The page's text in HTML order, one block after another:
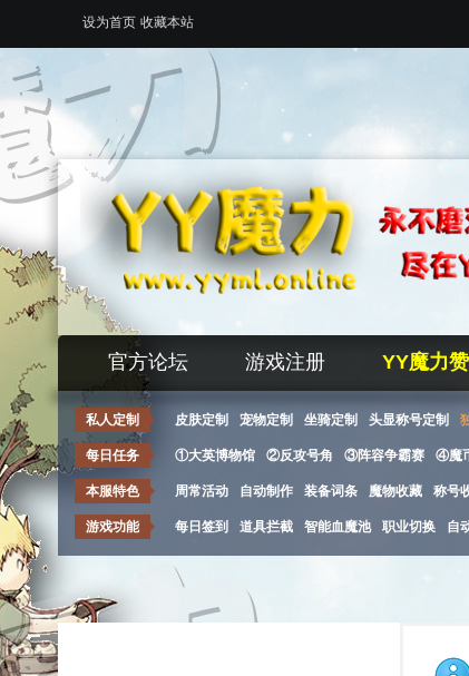
设为首页 收藏本站
官方论坛 游戏注册 YY魔力
私人定制 皮肤定制 宠物定制 坐骑定制 头显称号定制
每日任务 ①大英博物馆 ②反攻号角 ③阵容争霸赛 ④魔
本服特色 周常活动 自动制作 装备词条 魔物收藏 称号
游戏功能 每日签到 道具拦截 智能血魔池 职业切换 自